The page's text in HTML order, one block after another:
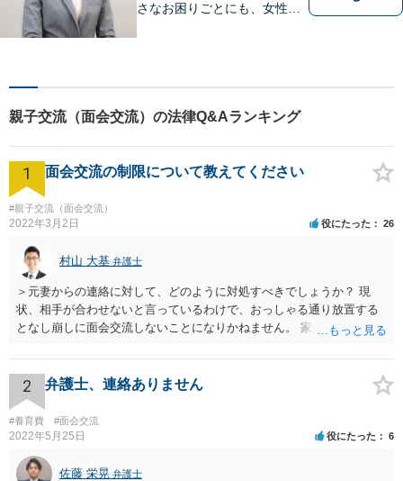
さなお困りごとにも、女性弁
親子交流（面会交流）の法律Q&Aランキング
1 面会交流の制限について教えてください
#親子交流（面会交流）
2022年3月2日 役にたった 26
村山 大基 弁護士
＞元妻からの連絡に対して、どのように対処すべきでしょうか？ 現
状、相手が合わせないと言っているわけで、おっしゃる通り放置する
となし崩しに面会交流しないことになりかねません。 家庭裁判所か
ありますが、お書きいただいた感じだとあまり効果がなさそうですよ
ね。 今後の対応としては、 ・弁護士経由で説得 ・再度調停申立て＋
間接強制といって、会わせない場合のペナルティ的なものも求める が
考えられると思います。 依頼するかどうかはともかく、相談には行っ
てもいいと思います。
2 弁護士、連絡ありません
#養育費 #面会交流
2022年5月25日 役にたった 6
佐藤 栄晃 弁護士